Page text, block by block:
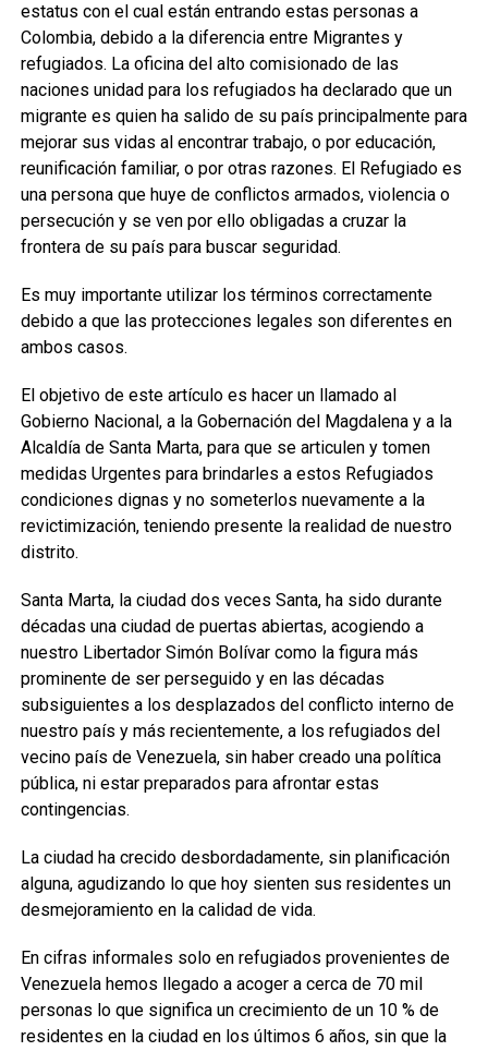
estatus con el cual están entrando estas personas a
Colombia, debido a la diferencia entre Migrantes y
refugiados. La oficina del alto comisionado de las
naciones unidad para los refugiados ha declarado que un
migrante es quien ha salido de su país principalmente para
mejorar sus vidas al encontrar trabajo, o por educación,
reunificación familiar, o por otras razones. El Refugiado es
una persona que huye de conflictos armados, violencia o
persecución y se ven por ello obligadas a cruzar la
frontera de su país para buscar seguridad.
Es muy importante utilizar los términos correctamente
debido a que las protecciones legales son diferentes en
ambos casos.
El objetivo de este artículo es hacer un llamado al
Gobierno Nacional, a la Gobernación del Magdalena y a la
Alcaldía de Santa Marta, para que se articulen y tomen
medidas Urgentes para brindarles a estos Refugiados
condiciones dignas y no someterlos nuevamente a la
revictimización, teniendo presente la realidad de nuestro
distrito.
Santa Marta, la ciudad dos veces Santa, ha sido durante
décadas una ciudad de puertas abiertas, acogiendo a
nuestro Libertador Simón Bolívar como la figura más
prominente de ser perseguido y en las décadas
subsiguientes a los desplazados del conflicto interno de
nuestro país y más recientemente, a los refugiados del
vecino país de Venezuela, sin haber creado una política
pública, ni estar preparados para afrontar estas
contingencias.
La ciudad ha crecido desbordadamente, sin planificación
alguna, agudizando lo que hoy sienten sus residentes un
desmejoramiento en la calidad de vida.
En cifras informales solo en refugiados provenientes de
Venezuela hemos llegado a acoger a cerca de 70 mil
personas lo que significa un crecimiento de un 10 % de
residentes en la ciudad en los últimos 6 años, sin que la